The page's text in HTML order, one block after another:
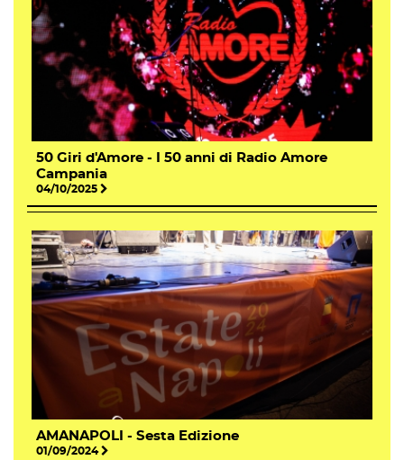
50 Giri d'Amore - I 50 anni di Radio Amore
Campania
04/10/2025
AMANAPOLI - Sesta Edizione
01/09/2024